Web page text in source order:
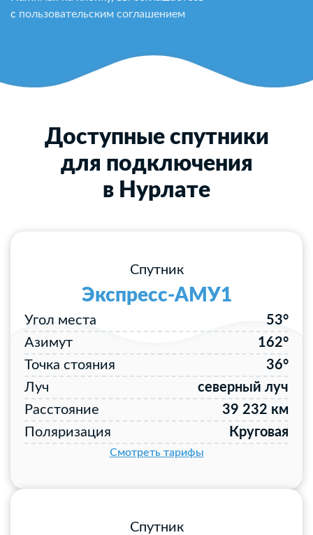
с пользовательским соглашением
Доступные спутники
для подключения
в Нурлате
Спутник
Экспресс-АМУ1
Угол места
53°
Азимут
162°
Точка стояния
36°
Луч
северный луч
Расстояние
39 232 км
Поляризация
Круговая
Смотреть тарифы
Спутник